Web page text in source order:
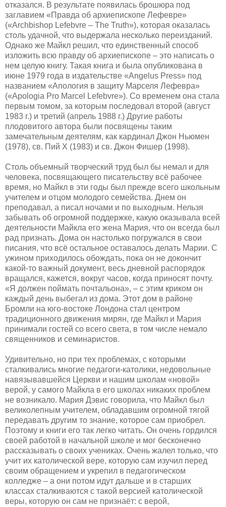
отказался. В результате появилась брошюра под
заглавием «Правда об архиепископе Лефевре»
(«Archbishop Lefebvre – The Truth»), которая оказалась
столь удачной, что выдержала несколько переизданий.
Однако же Майкл решил, что единственный способ
изложить всю правду об архиепископе – это написать о
нем целую книгу. Такая книга и была опубликована в
июне 1979 года в издательстве «Angelus Press» под
названием «Апология в защиту Марселя Лефевра»
(«Apologia Pro Marcel Lefebvre»). Со временем она стала
первым томом, за которым последовал второй (август
1983 г.) и третий (апрель 1988 г.) Другие работы
плодовитого автора были посвящены таким
замечательным деятелям, как кардинал Джон Ньюмен
(1978), св. Пий X (1983) и св. Джон Фишер (1998).
Столь объемный творческий труд был бы немал и для
человека, посвящающего писательству всё рабочее
время, но Майкл в эти годы был прежде всего школьным
учителем и отцом молодого семейства. Днем он
преподавал, а писал ночами и по выходным. Нельзя
забывать об огромной поддержке, какую оказывала всей
деятельности Майкла его жена Мария, что он всегда был
рад признать. Дома он настолько погружался в свои
писания, что всё остальное оставалось делать Марии. С
ужином приходилось обождать, пока он не докончит
какой-то важный документ, весь дневной распорядок
вращался, кажется, вокруг часов, когда приносят почту.
«Я должен поймать почтальона», – с этим криком он
каждый день выбегал из дома. Этот дом в районе
Бромли на юго-востоке Лондона стал центром
традиционного движения мирян, где Майкл и Мария
принимали гостей со всего света, в том числе немало
священников и семинаристов.
Удивительно, но при тех проблемах, с которыми
сталкивались многие педагоги-католики, недовольные
навязывавшейся Церкви и нашим школам «новой»
верой, у самого Майкла в его школах никаких проблем
не возникало. Мария Дэвис говорила, что Майкл был
великолепным учителем, обладавшим огромной тягой
передавать другим то знание, которое сам приобрел.
Поэтому и книги его так легко читать. Он очень гордился
своей работой в начальной школе и мог бесконечно
рассказывать о своих учениках. Очень жалел только, что
учит их католической вере, которую сам изучил перед
своим обращением и укрепил в педагогическом
колледже – а они потом идут дальше и в старших
классах сталкиваются с такой версией католической
веры, которую он сам не признаёт: с верой,